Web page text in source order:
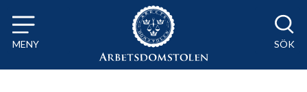
Till innehåll på sidan x
MENY SÖK